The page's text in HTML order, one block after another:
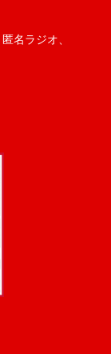
匿名ラジオ、